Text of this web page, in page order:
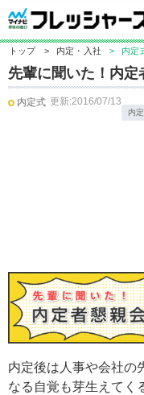
トップ > 内定・入社 > 内定
先輩に聞いた！内定
内定式 更新:2016/07/13
内定
内定後は人事や会社の
なる自覚も芽生えてく